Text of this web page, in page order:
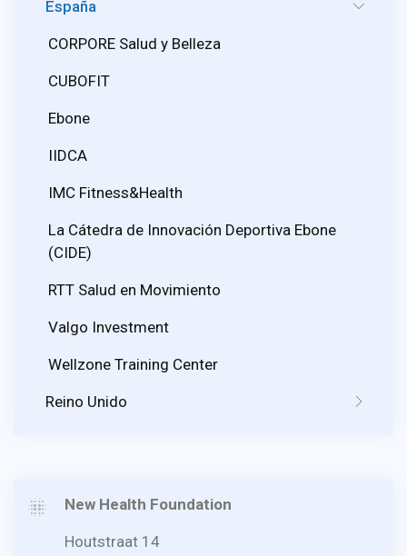
España
CORPORE Salud y Belleza
CUBOFIT
Ebone
IIDCA
IMC Fitness&Health
La Cátedra de Innovación Deportiva Ebone
(CIDE)
RTT Salud en Movimiento
Valgo Investment
Wellzone Training Center
Reino Unido
New Health Foundation
Houtstraat 14